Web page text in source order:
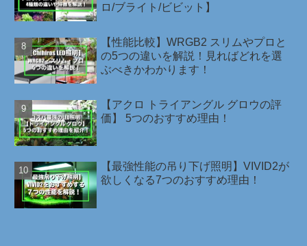
ロ/ブライト/ビビット】
【性能比較】WRGB2 スリムやプロと
の5つの違いを解説！見ればどれを選
ぶべきかわかります！
【アクロ トライアングル グロウの評
価】 5つのおすすめ理由！
【最強性能の吊り下げ照明】VIVID2が
欲しくなる7つのおすすめ理由！